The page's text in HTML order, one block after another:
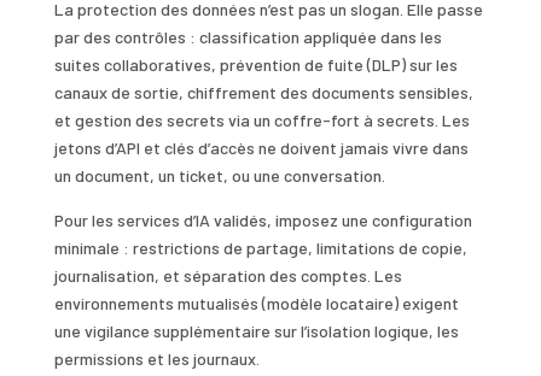
La protection des données n’est pas un slogan. Elle passe
par des contrôles : classification appliquée dans les
suites collaboratives, prévention de fuite (DLP) sur les
canaux de sortie, chiffrement des documents sensibles,
et gestion des secrets via un coffre-fort à secrets. Les
jetons d’API et clés d’accès ne doivent jamais vivre dans
un document, un ticket, ou une conversation.
Pour les services d’IA validés, imposez une configuration
minimale : restrictions de partage, limitations de copie,
journalisation, et séparation des comptes. Les
environnements mutualisés (modèle locataire) exigent
une vigilance supplémentaire sur l’isolation logique, les
permissions et les journaux.